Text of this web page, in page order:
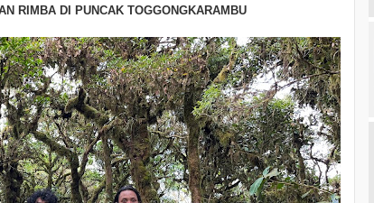
RIMBA DI PUNCAK TOGGONGKARAMBU